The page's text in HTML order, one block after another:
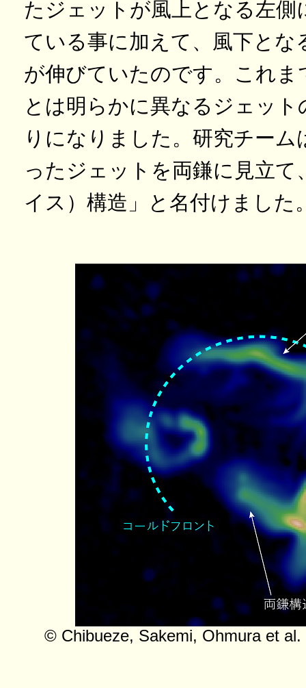
たジェットが風上となる左側
ている事に加えて、風下とな
が伸びていたのです。これま
とは明らかに異なるジェッ
りになりました。研究チー
ったジェットを両鎌に見立て
イス）構造」と名付けました
© Chibueze, Sakemi, Ohmura et